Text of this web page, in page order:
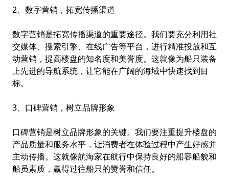
2、数字营销，拓宽传播渠道
数字营销是拓宽传播渠道的重要途径。我们要充分利用社
交媒体、搜索引擎、在线广告等平台，进行精准投放和互
动营销，提高楼盘的知名度和美誉度。这就像为船只装备
上先进的导航系统，让它能在广阔的海域中快速找到目
标。
3、口碑营销，树立品牌形象
口碑营销是树立品牌形象的关键。我们要注重提升楼盘的
产品质量和服务水平，让消费者在体验过程中产生好感并
主动传播。这就像航海家在航行中保持良好的船容船貌和
船员素质，赢得过往船只的赞誉和信任。